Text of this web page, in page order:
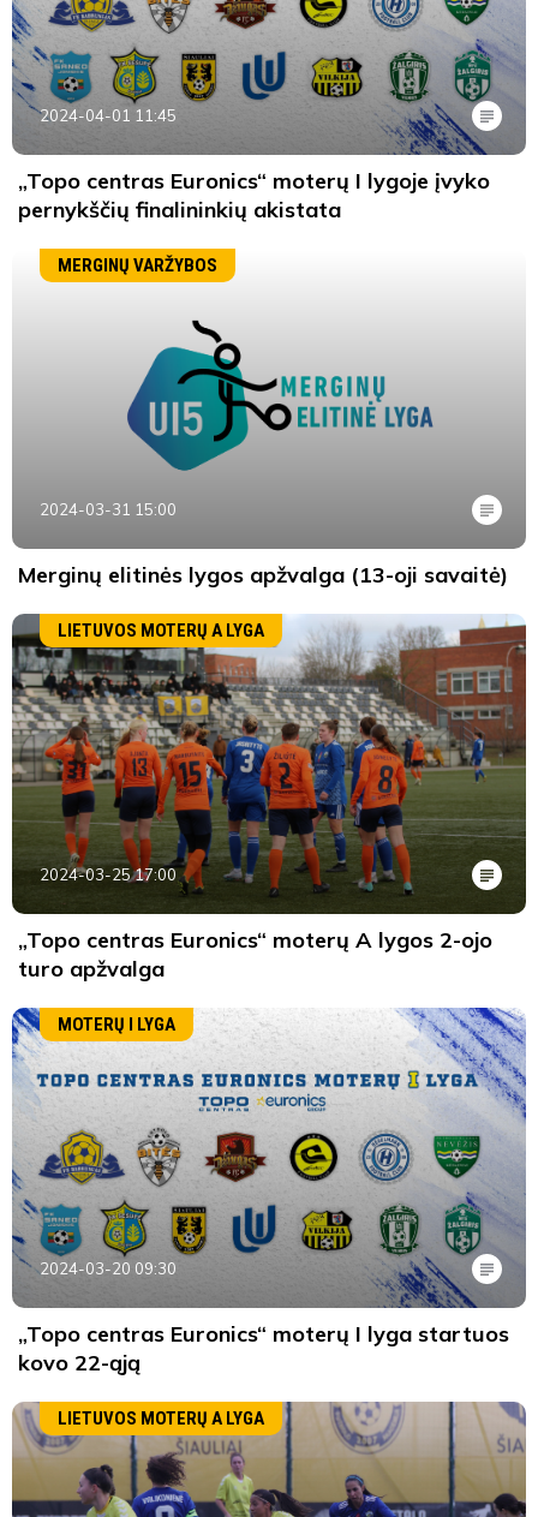
2024-04-01 11:45
„Topo centras Euronics“ moterų I lygoje įvyko
pernykščių finalininkių akistata
MERGINŲ VARŽYBOS
2024-03-31 15:00
Merginų elitinės lygos apžvalga (13-oji savaitė)
LIETUVOS MOTERŲ A LYGA
2024-03-25 17:00
„Topo centras Euronics“ moterų A lygos 2-ojo
turo apžvalga
MOTERŲ I LYGA
2024-03-20 09:30
„Topo centras Euronics“ moterų I lyga startuos
kovo 22-ąją
LIETUVOS MOTERŲ A LYGA